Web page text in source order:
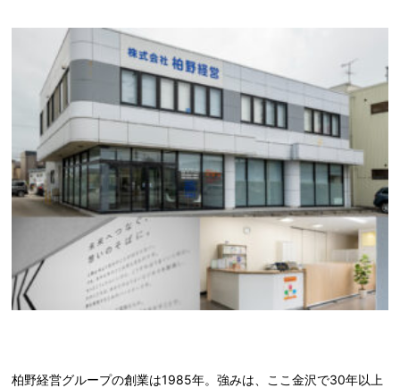
柏野経営グループの創業は1985年。強みは、ここ金沢で30年以上